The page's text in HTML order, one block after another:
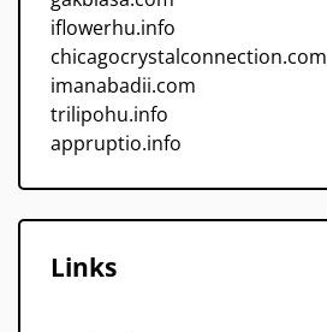
iflowerhu.info
chicagocrystalconnection.com
imanabadii.com
trilipohu.info
appruptio.info
Links